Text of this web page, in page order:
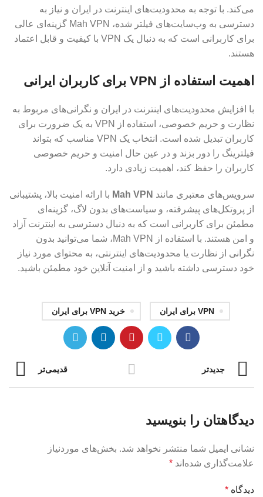
می‌کند. با توجه به محدودیت‌های اینترنت در ایران و نیاز به
دسترسی به وب‌سایت‌های فیلتر شده، Mah VPN گزینه‌ای عالی
برای کاربرانی است که به دنبال یک VPN با کیفیت و قابل اعتماد
هستند.
اهمیت استفاده از VPN برای کاربران ایرانی
با افزایش محدودیت‌های اینترنت در ایران و نگرانی‌های مربوط به
نظارت و حریم خصوصی، استفاده از VPN به یک ضرورت برای
کاربران تبدیل شده است. انتخاب یک VPN مناسب که بتواند
فیلترینگ را دور بزند و در عین حال امنیت و حریم خصوصی
کاربران را حفظ کند، اهمیت زیادی دارد.
سرویس‌های معتبری مانند Mah VPN با ارائه امنیت بالا، پشتیبانی
از پروتکل‌های پیشرفته، و سیاست‌های بدون لاگ، گزینه‌ای
مطمئن برای کاربرانی است که به دنبال دسترسی به اینترنت آزاد
و امن هستند. با استفاده از Mah VPN، شما می‌توانید بدون
نگرانی از نظارت یا محدودیت‌های اینترنتی، به محتوای مورد نیاز
خود دسترسی داشته باشید و از امنیت آنلاین خود مطمئن باشید.
VPN برای ایران خرید VPN برای ایران
جدیدتر قدیمی‌تر
دیدگاهتان را بنویسید
نشانی ایمیل شما منتشر نخواهد شد. بخش‌های موردنیاز
علامت‌گذاری شده‌اند *
دیدگاه *